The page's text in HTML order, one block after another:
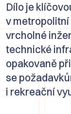
Dílo je
v metropolitní
vrcholné
technické
opakovaně
se
i rekreační